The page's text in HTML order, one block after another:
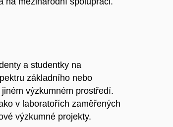
a studentky na
základního nebo
výzkumném prostředí.
v laboratořích zaměřených
výzkumné projekty.